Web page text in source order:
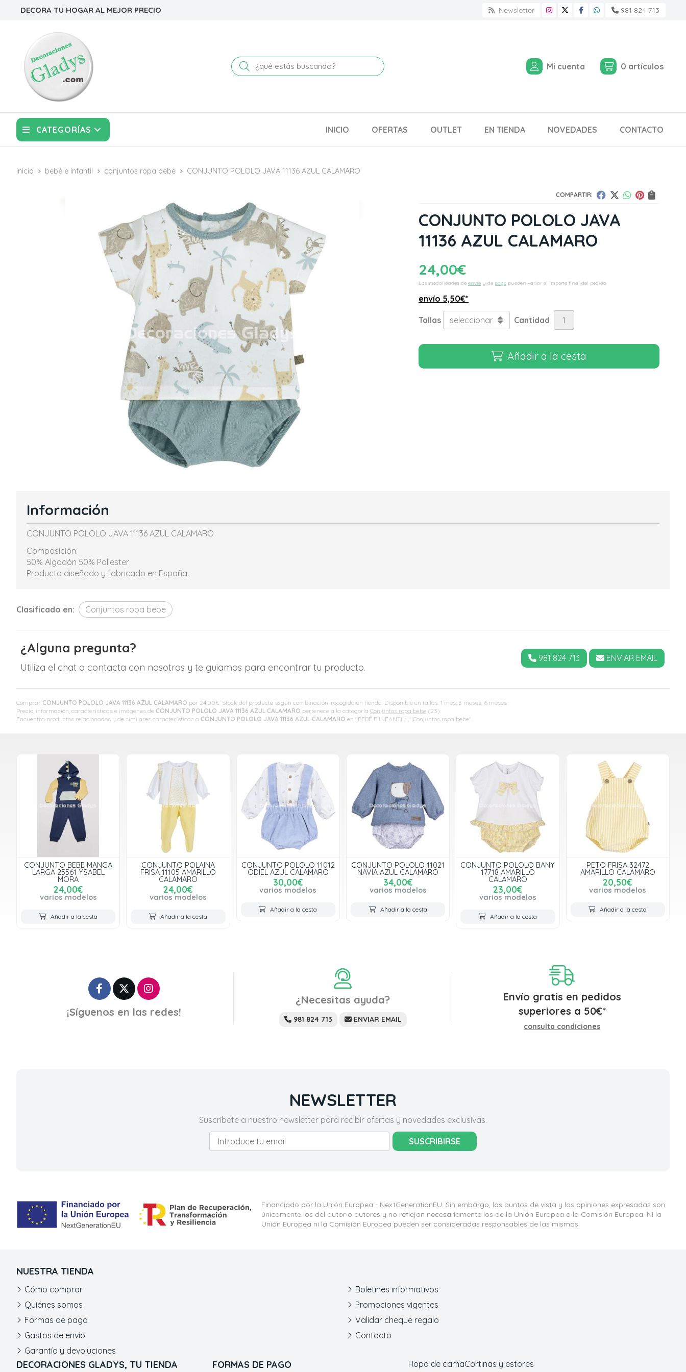
DECORA TU HOGAR AL MEJOR PRECIO Newsletter 981 824 713
Buscar Mi cuenta 0 artículos
CATEGORÍAS INICIO OFERTAS OUTLET EN TIENDA NOVEDADES CONTACTO
inicio bebé e infantil conjuntos ropa bebe CONJUNTO POLOLO JAVA 11136 AZUL CALAMARO
COMPARTIR:
CONJUNTO POLOLO JAVA
11136 AZUL CALAMARO
24,00€
Las modalidades de envío y de pago pueden variar el importe final del pedido.
envío 5,50€*
Tallas Cantidad
Añadir a la cesta
Comprar CONJUNTO POLOLO JAVA 11136 AZUL CALAMARO por 24,00€ . Stock del producto según combinación, recogida en tienda. Disponible en tallas: 1 mes; 3 meses; 6 meses.
Precio, información, características e imágenes de CONJUNTO POLOLO JAVA 11136 AZUL CALAMARO pertenece a la categoría Conjuntos ropa bebe (23).
Encuentra productos relacionados y de similares características a CONJUNTO POLOLO JAVA 11136 AZUL CALAMARO en "BEBÉ E INFANTIL", "Conjuntos ropa bebe".
Información
CONJUNTO POLOLO JAVA 11136 AZUL CALAMARO
Composición:
50% Algodón 50% Poliester
Producto diseñado y fabricado en España.
Clasificado en: Conjuntos ropa bebe
¿Alguna pregunta?
Utiliza el chat o contacta con nosotros y te guiamos para encontrar tu producto.
981 824 713 ENVIAR EMAIL
CONJUNTO BEBE MANGA
LARGA 25561 YSABEL
MORA
24,00€
varios modelos
Añadir a la cesta
CONJUNTO POLAINA
FRISA 11105 AMARILLO
CALAMARO
24,00€
varios modelos
Añadir a la cesta
CONJUNTO POLOLO 11012
ODIEL AZUL CALAMARO
30,00€
varios modelos
Añadir a la cesta
CONJUNTO POLOLO 11021
NAVIA AZUL CALAMARO
34,00€
varios modelos
Añadir a la cesta
CONJUNTO POLOLO BANY
17718 AMARILLO
CALAMARO
23,00€
varios modelos
Añadir a la cesta
PETO FRISA 32472
AMARILLO CALAMARO
20,50€
varios modelos
Añadir a la cesta
¡Síguenos en las redes!
¿Necesitas ayuda?
981 824 713 ENVIAR EMAIL
Envío gratis en pedidos
superiores a 50€*
consulta condiciones
NEWSLETTER
Suscríbete a nuestro newsletter para recibir ofertas y novedades exclusivas.
SUSCRIBIRSE
Financiado por la Unión Europea - NextGenerationEU. Sin embargo, los puntos de vista y las opiniones expresadas son
únicamente los del autor o autores y no reflejan necesariamente los de la Unión Europea o la Comisión Europea. Ni la
Unión Europea ni la Comisión Europea pueden ser consideradas responsables de las mismas.
DECORACIONES GLADYS, TU TIENDA
FORMAS DE PAGO
NUESTRA TIENDA
Cómo comprar
Quiénes somos
Formas de pago
Gastos de envío
Garantía y devoluciones
Boletines informativos
Promociones vigentes
Validar cheque regalo
Contacto
Ropa de camaCortinas y estores